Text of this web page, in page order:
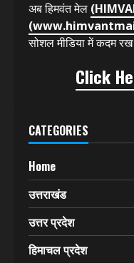
अब हिमवंत मेल
सोशल मीडिया में कदम रख
Click
CATEGORIES
Home
उत्तराखंड
उत्तर प्रदेश
हिमाचल प्रदेश